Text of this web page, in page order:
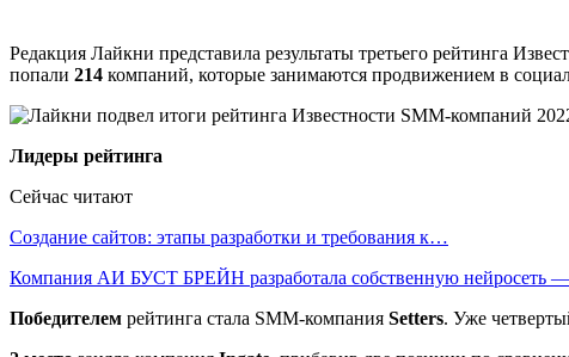
Редакция Лайкни представила результаты третьего рейтинга
попали 214 компаний, которые занимаются продвижением в
Лидеры рейтинга
Сейчас читают
Создание сайтов: этапы разработки и требования к…
Компания АИ БУСТ БРЕЙН разработала собственную нейросеть
Победителем рейтинга стала SMM-компания Setters. Уже